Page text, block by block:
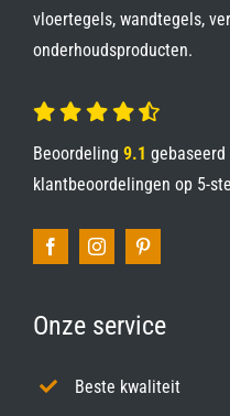
vloertegels, wandtegels,
onderhoudsproducten.
Beoordeling 9.1 gebaseerd
klantbeoordelingen op 5-
Onze service
Beste kwaliteit